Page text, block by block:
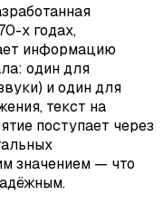
х годах,
информацию
один для
и один для
текст на
поступает через
значением — что